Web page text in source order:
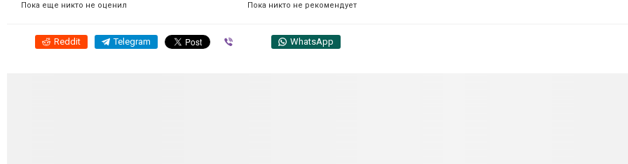
Пока еще никто не оценил Пока никто не рекомендует
Reddit Telegram WhatsApp